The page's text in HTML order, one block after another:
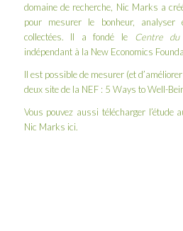
domaine de recherche, Nic Marks a
pour mesurer le bonheur, analyser
collectées. Il a fondé le Centre du
indépendant à la New Economics
Il est possible de mesurer (et
deux site de la NEF : 5 Ways to Well-
Vous pouvez aussi télécharger l’étude
Nic Marks ici.